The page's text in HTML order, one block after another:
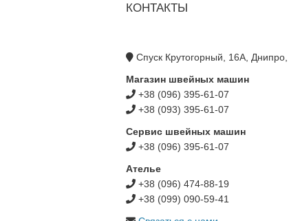
КОНТАКТЫ
Спуск Крутогорный, 16А,
Магазин швейных машин
+38 (096) 395-61-07
+38 (093) 395-61-07
Сервис швейных машин
+38 (096) 395-61-07
Ателье
+38 (096) 474-88-19
+38 (099) 090-59-41